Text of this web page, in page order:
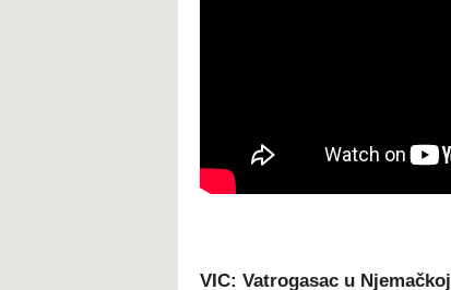
VIC: Vatrogasac u Njemačkoj